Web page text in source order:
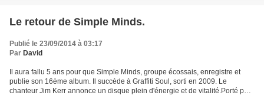
Le retour de Simple Minds.
Publié le 23/09/2014 à 03:17
Par David
Il aura fallu 5 ans pour que Simple Minds, groupe écossais, enregistre et
publie son 16ème album. Il succède à Graffiti Soul, sorti en 2009. Le
chanteur Jim Kerr annonce un disque plein d'énergie et de vitalité.Porté par